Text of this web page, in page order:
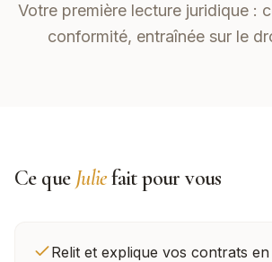
Votre première lecture juridique :
conformité, entraînée sur le
Ce que Juliefait pour vous
Relit et explique vos contrats